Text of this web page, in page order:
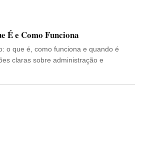
É e Como Funciona
o que é, como funciona e quando é
claras sobre administração e